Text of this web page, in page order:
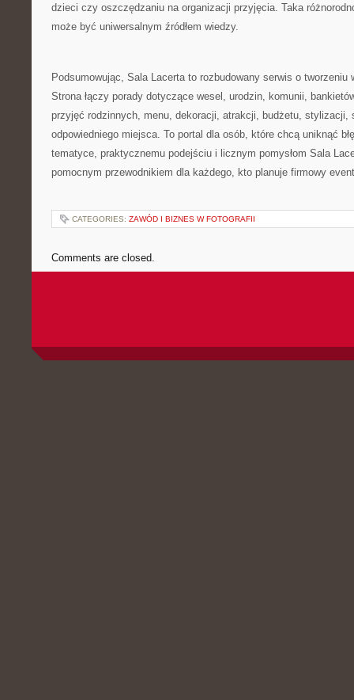
dzieci czy oszczędzaniu na organizacji przyjęcia. Taka
może być uniwersalnym źródłem wiedzy.
Podsumowując, Sala Lacerta to rozbudowany serwis o tworzeniu
Strona łączy porady dotyczące wesel, urodzin, komunii,
przyjęć rodzinnych, menu, dekoracji, atrakcji, budżetu, stylizacji,
odpowiedniego miejsca. To portal dla osób, które chcą uniknąć
tematyce, praktycznemu podejściu i licznym pomysłom Sala
pomocnym przewodnikiem dla każdego, kto planuje firmowy
CATEGORIES: ZAWÓD I BIZNES W FOTOGRAFII
Comments are closed.